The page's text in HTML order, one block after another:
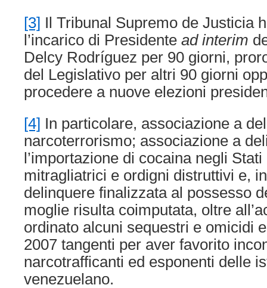
[3] Il Tribunal Supremo de Justicia
l’incarico di Presidente ad interim
Delcy Rodríguez per 90 giorni,
del Legislativo per altri 90 giorni
procedere a nuove elezioni
[4] In particolare, associazione a
narcoterrorismo; associazione a
l’importazione di cocaina negli
mitragliatrici e ordigni distruttivi e,
delinquere finalizzata al possesso
moglie risulta coimputata, oltre
ordinato alcuni sequestri e omicidi
2007 tangenti per aver favorito
narcotrafficanti ed esponenti delle
venezuelano.